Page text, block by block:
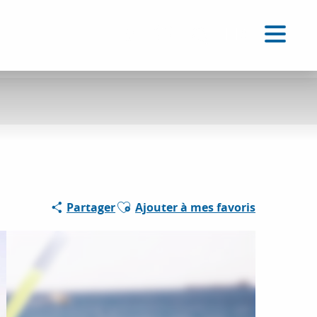
PartagerAjouter aux favoris
Ajouter à mes favoris